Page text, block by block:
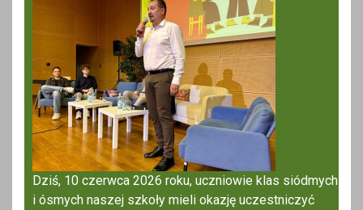
Dziś, 10 czerwca 2026 roku, uczniowie klas siódmych
i ósmych naszej szkoły mieli okazję uczestniczyć